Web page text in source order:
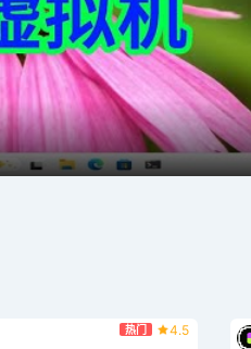
l
a
y
热门 4.5